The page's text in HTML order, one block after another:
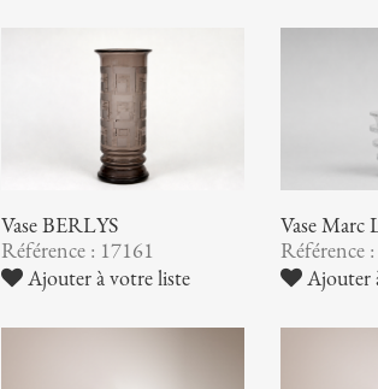
Vase BERLYS
Référence : 17161
Ajouter à votre liste
Vase
Référence
Ajouter